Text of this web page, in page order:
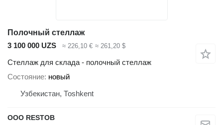
Полочный стеллаж
3 100 000 UZS
≈ 226,10 € ≈ 261,20 $
Стеллаж для склада - полочный стеллаж
Состояние новый
Узбекистан, Тоshkent
OOO RESTOB